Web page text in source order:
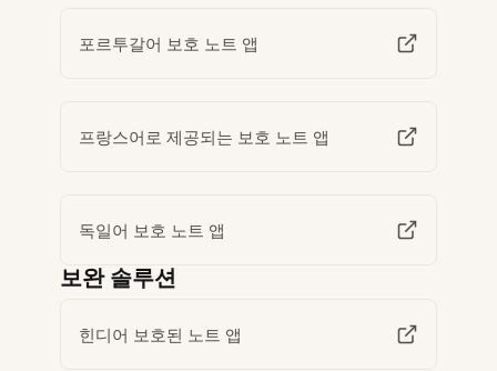
포르투갈어 보호 노트 앱
프랑스어로 제공되는 보호 노트 앱
독일어 보호 노트 앱
보완 솔루션
힌디어 보호된 노트 앱